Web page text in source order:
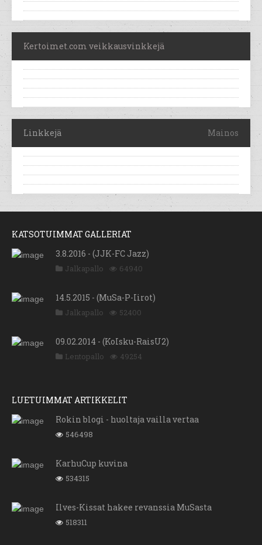
Kertoimet.com veikkausvinkkejä
Linkkejä Mainos
KATSOTUIMMAT GALLERIAT
3.8.2016 - (JJK-FC Jazz)
Jalkapallo 64940
14.5.2015 - (MuSa-P-Iirot)
Jalkapallo 52400
09.02.2014 - (KoIsku-RaisU2)
Lentopallo 49254
LUETUIMMAT ARTIKKELIT
Rokin blogi - huoltaja vailla vertaa
546498
KarhuCup kuvina
534315
Ilves-Kissat hakee revanssia MuSasta
518311